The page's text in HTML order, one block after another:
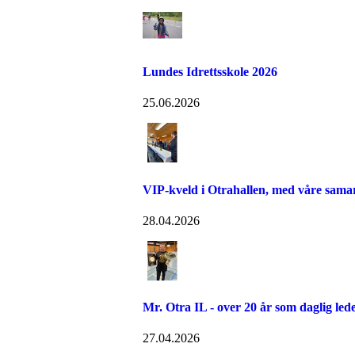
Lundes Idrettsskole 2026
25.06.2026
VIP-kveld i Otrahallen, med våre
28.04.2026
Mr. Otra IL - over 20 år som daglig
27.04.2026